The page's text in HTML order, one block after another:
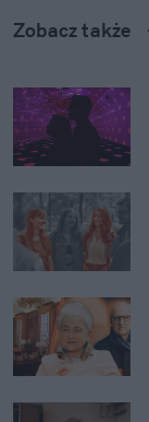
Zobacz także